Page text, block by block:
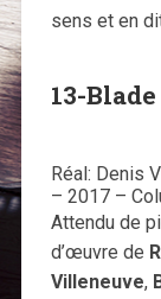
sens et en
13-
Réal: Denis
– 2017 –
Attendu de
d’œuvre de
Villeneuve,